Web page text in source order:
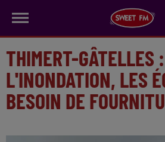
THIMERT-GÂTELLES
L'INONDATION, LES
BESOIN DE